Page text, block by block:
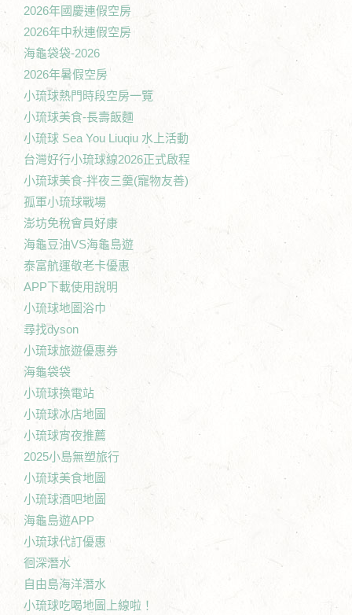
2026年國慶連假空房
2026年中秋連假空房
海龜袋袋-2026
2026年暑假空房
小琉球熱門時段空房一覽
小琉球美食-長壽飯麵
小琉球 Sea You Liuqiu 水上活動
台灣好行小琉球線2026正式啟程
小琉球美食-拌夜三羹(寵物友善)
孤軍小琉球戰場
澎坊免稅會員好康
海龜豆油VS海龜島遊
泰富航運敬老卡優惠
APP下載使用說明
小琉球地圖浴巾
尋找dyson
小琉球旅遊優惠券
海龜袋袋
小琉球換電站
小琉球冰店地圖
小琉球宵夜推薦
2025小島無塑旅行
小琉球美食地圖
小琉球酒吧地圖
海龜島遊APP
小琉球代訂優惠
徊深潛水
自由島海洋潛水
小琉球吃喝地圖上線啦！